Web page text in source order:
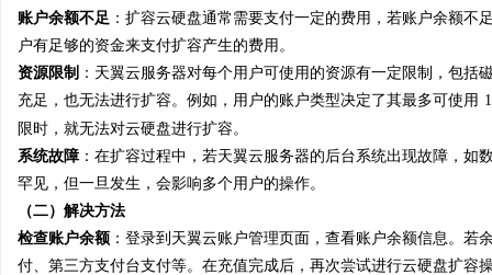
账户余额不足 ：扩容云硬盘通常需要支付一定的费用，若账户余额
户有足够的资金来支付扩容产生的费用。
资源限制 ：天翼云服务器对每个用户可使用的资源有一定限制，包
充足，也无法进行扩容。例如，用户的账户类型决定了其最多可使用
限时，就无法对云硬盘进行扩容。
系统故障 ：在扩容过程中，若天翼云服务器的后台系统出现故障，
罕见，但一旦发生，会影响多个用户的操作。
（二）解决方法
检查账户余额 ：登录到天翼云账户管理页面，查看账户余额信息。
付、第三方支付台支付等。在充值完成后，再次尝试进行云硬盘扩容